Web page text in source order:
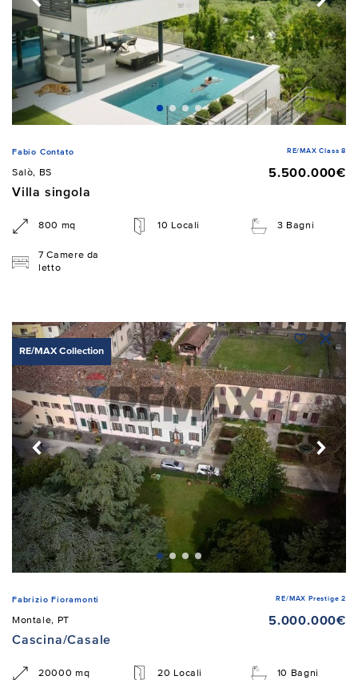
Fabio Contato RE/MAX Class 8
Salò, BS
5.500.000€
Villa singola
800 mq 10 Locali 3 Bagni
7 Camere da
letto
RE/MAX Collection
Fabrizio Fioramonti RE/MAX Prestige 2
Montale, PT
5.000.000€
Cascina/Casale
20000 mq 20 Locali 10 Bagni